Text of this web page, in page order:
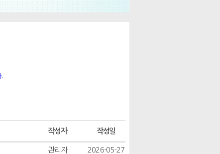
.
작성자 작성일
관리자 2026-05-27